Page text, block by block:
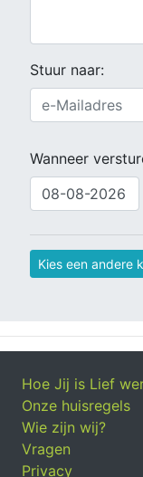
Stuur naar:
Wanneer
Kies een andere
Hoe Jij is Lief
Onze huisregels
Wie zijn wij?
Vragen
Privacy